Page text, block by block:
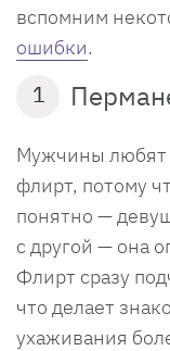
вспомним
ошибки.
1
Мужчины любят
флирт, потому
понятно —
с другой — она
Флирт сразу
что делает
ухаживания